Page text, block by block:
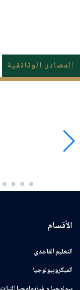
المصادر الوثائقية
الأقسام
التعليم القاعدي
الميكروبيولوجيا